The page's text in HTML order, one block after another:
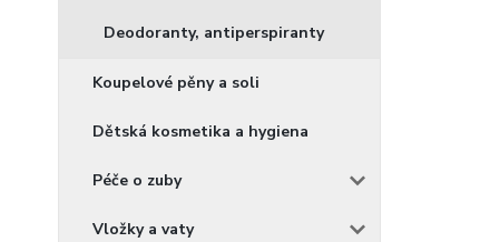
Deodoranty, antiperspiranty
Koupelové pěny a soli
Dětská kosmetika a hygiena
Péče o zuby
Vložky a vaty